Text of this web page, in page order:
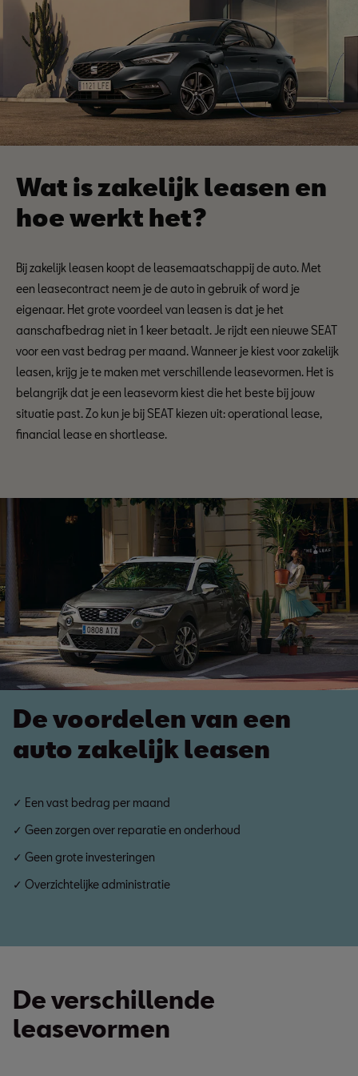
Wat is zakelijk leasen en
hoe werkt het?
Bij zakelijk leasen koopt de leasemaatschappij de auto. Met
een leasecontract neem je de auto in gebruik of word je
eigenaar. Het grote voordeel van leasen is dat je het
aanschafbedrag niet in 1 keer betaalt. Je rijdt een nieuwe SEAT
voor een vast bedrag per maand. Wanneer je kiest voor zakelijk
leasen, krijg je te maken met verschillende leasevormen. Het is
belangrijk dat je een leasevorm kiest die het beste bij jouw
situatie past. Zo kun je bij SEAT kiezen uit: operational lease,
financial lease en shortlease.
De voordelen van een
auto zakelijk leasen
✓ Een vast bedrag per maand
✓ Geen zorgen over reparatie en onderhoud
✓ Geen grote investeringen
✓ Overzichtelijke administratie
De verschillende
leasevormen